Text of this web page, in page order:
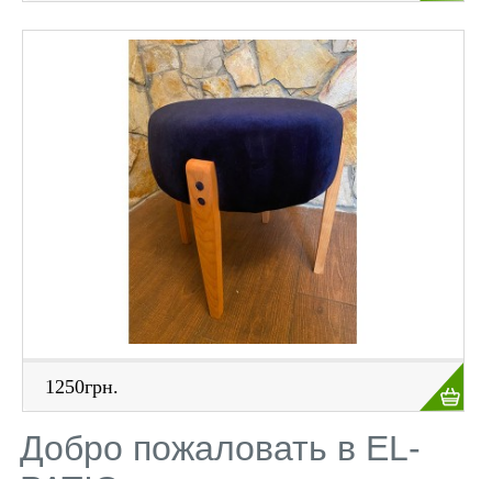
1250грн.
Добро пожаловать в EL-